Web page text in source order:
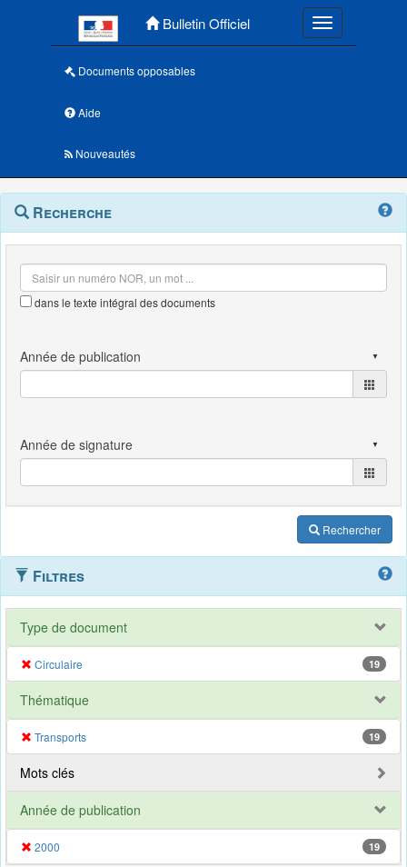
Bulletin Officiel Toggle
Documents opposables
Aide
Nouveautés
Navigation
outils
Menu
contextuel
Recherche
dans le texte intégral des documents
Rechercher
Filtres
Type de document
Circulaire 19
Thématique
Transports 19
Mots clés
Année de publication
2000 19